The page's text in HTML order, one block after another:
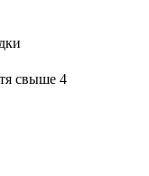
свыше 4